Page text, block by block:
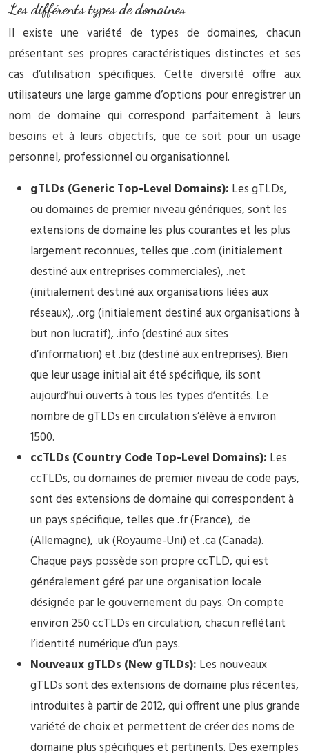
Les différents types de domaines
Il existe une variété de types de domaines, chacun
présentant ses propres caractéristiques distinctes et ses
cas d’utilisation spécifiques. Cette diversité offre aux
utilisateurs une large gamme d’options pour enregistrer un
nom de domaine qui correspond parfaitement à leurs
besoins et à leurs objectifs, que ce soit pour un usage
personnel, professionnel ou organisationnel.
gTLDs (Generic Top-Level Domains): Les gTLDs,
ou domaines de premier niveau génériques, sont les
extensions de domaine les plus courantes et les plus
largement reconnues, telles que .com (initialement
destiné aux entreprises commerciales), .net
(initialement destiné aux organisations liées aux
réseaux), .org (initialement destiné aux organisations à
but non lucratif), .info (destiné aux sites
d’information) et .biz (destiné aux entreprises). Bien
que leur usage initial ait été spécifique, ils sont
aujourd’hui ouverts à tous les types d’entités. Le
nombre de gTLDs en circulation s’élève à environ
1500.
ccTLDs (Country Code Top-Level Domains): Les
ccTLDs, ou domaines de premier niveau de code pays,
sont des extensions de domaine qui correspondent à
un pays spécifique, telles que .fr (France), .de
(Allemagne), .uk (Royaume-Uni) et .ca (Canada).
Chaque pays possède son propre ccTLD, qui est
généralement géré par une organisation locale
désignée par le gouvernement du pays. On compte
environ 250 ccTLDs en circulation, chacun reflétant
l’identité numérique d’un pays.
Nouveaux gTLDs (New gTLDs): Les nouveaux
gTLDs sont des extensions de domaine plus récentes,
introduites à partir de 2012, qui offrent une plus grande
variété de choix et permettent de créer des noms de
domaine plus spécifiques et pertinents. Des exemples